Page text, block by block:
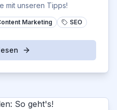
mit unseren Tipps!
Marketing SEO